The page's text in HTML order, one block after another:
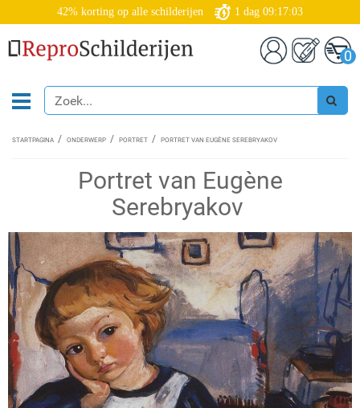
42% korting op alle schilderijen 1 dag 09:17:02
0
STARTPAGINA ONDERWERP PORTRET PORTRET VAN EUGÈNE SEREBRYAKOV
Portret van Eugène
Serebryakov